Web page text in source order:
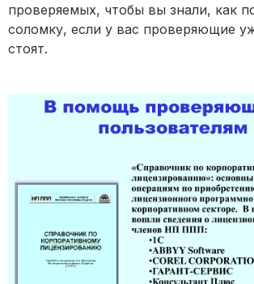
проверяемых, чтобы вы знали, как
соломку, если у вас проверяющие
стоят.